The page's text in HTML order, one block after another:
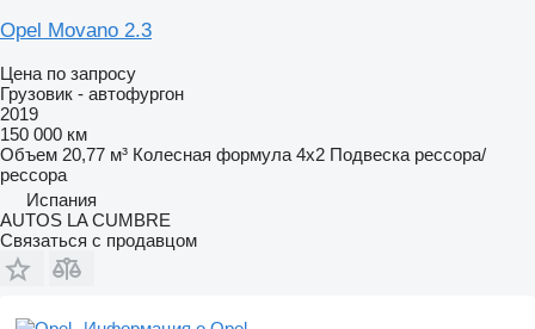
Opel Movano 2.3
Цена по запросу
Грузовик - автофургон
2019
150 000 км
Объем 20,77 м³ Колесная формула 4x2 Подвеска рессора/
рессора
Испания
AUTOS LA CUMBRE
Связаться с продавцом